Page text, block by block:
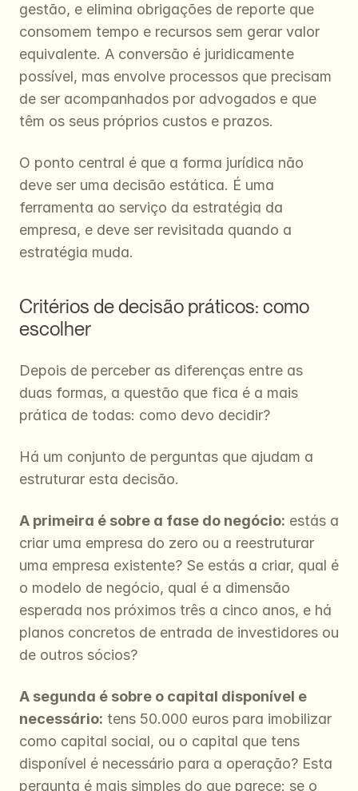
gestão, e elimina obrigações de reporte que
consomem tempo e recursos sem gerar valor
equivalente. A conversão é juridicamente
possível, mas envolve processos que precisam
de ser acompanhados por advogados e que
têm os seus próprios custos e prazos.
O ponto central é que a forma jurídica não
deve ser uma decisão estática. É uma
ferramenta ao serviço da estratégia da
empresa, e deve ser revisitada quando a
estratégia muda.
Critérios de decisão práticos: como
escolher
Depois de perceber as diferenças entre as
duas formas, a questão que fica é a mais
prática de todas: como devo decidir?
Há um conjunto de perguntas que ajudam a
estruturar esta decisão.
A primeira é sobre a fase do negócio: estás a
criar uma empresa do zero ou a reestruturar
uma empresa existente? Se estás a criar, qual é
o modelo de negócio, qual é a dimensão
esperada nos próximos três a cinco anos, e há
planos concretos de entrada de investidores ou
de outros sócios?
A segunda é sobre o capital disponível e
necessário: tens 50.000 euros para imobilizar
como capital social, ou o capital que tens
disponível é necessário para a operação? Esta
pergunta é mais simples do que parece: se o